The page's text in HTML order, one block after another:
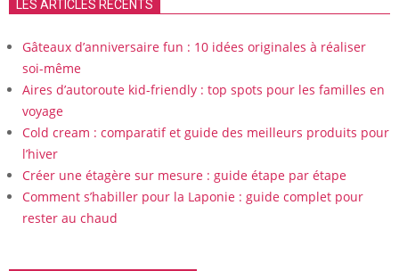
LES ARTICLES RÉCENTS
Gâteaux d’anniversaire fun : 10 idées originales à réaliser
soi-même
Aires d’autoroute kid-friendly : top spots pour les familles en
voyage
Cold cream : comparatif et guide des meilleurs produits pour
l’hiver
Créer une étagère sur mesure : guide étape par étape
Comment s’habiller pour la Laponie : guide complet pour
rester au chaud